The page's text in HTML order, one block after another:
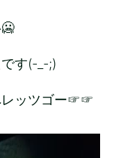
す(-_-;)
レッツゴー☞☞